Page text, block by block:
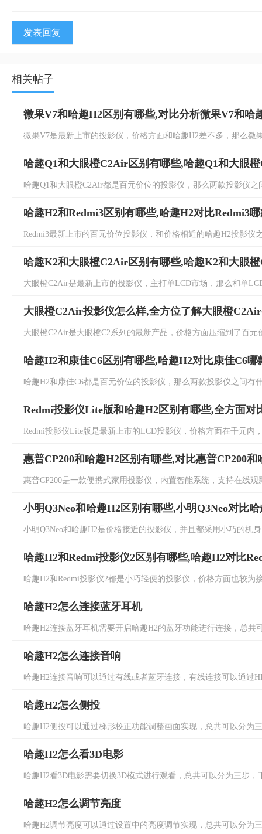
发表回复
相关帖子
微果V7和哈趣H2区别有哪些,对比分析微果V7和哈
微果V7是最新上市的投影仪，价格方面和哈趣H2差不多，那么微
哈趣Q1和大眼橙C2Air区别有哪些,哈趣Q1和大眼
哈趣Q1和大眼橙C2Air都是百元价位的投影仪，那么两款投影仪
哈趣H2和Redmi3区别有哪些,哈趣H2对比Redmi3
Redmi3最新上市的百元价位投影仪，和价格相近的哈趣H2投影仪
哈趣K2和大眼橙C2Air区别有哪些,哈趣K2和大眼
大眼橙C2Air是最新上市的投影仪，主打单LCD市场，那么和单
大眼橙C2Air投影仪怎么样,全方位了解大眼橙
大眼橙C2Air是大眼橙C2系列的最新产品，价格方面压缩到了百
哈趣H2和康佳C6区别有哪些,哈趣H2对比康佳C6哪
哈趣H2和康佳C6都是百元价位的投影仪，那么两款投影仪之间有
Redmi投影仪Lite版和哈趣H2区别有哪些,全方面对
Redmi投影仪Lite版是最新上市的LCD投影仪，价格方面在千元内
惠普CP200和哈趣H2区别有哪些,对比惠普CP200和
惠普CP200是一款便携式家用投影仪，内置智能系统，支持在线
小明Q3Neo和哈趣H2区别有哪些,小明Q3Neo对比
小明Q3Neo和哈趣H2是价格接近的投影仪，并且都采用小巧的机
哈趣H2和Redmi投影仪2区别有哪些,哈趣H2对比
哈趣H2和Redmi投影仪2都是小巧轻便的投影仪，价格方面也较为
哈趣H2怎么连接蓝牙耳机
哈趣H2连接蓝牙耳机需要开启哈趣H2的蓝牙功能进行连接，总共
哈趣H2怎么连接音响
哈趣H2连接音响可以通过有线或者蓝牙连接，有线连接可以通过
哈趣H2怎么侧投
哈趣H2侧投可以通过梯形校正功能调整画面实现，总共可以分为
哈趣H2怎么看3D电影
哈趣H2看3D电影需要切换3D模式进行观看，总共可以分为三步
哈趣H2怎么调节亮度
哈趣H2调节亮度可以通过设置中的亮度调节实现，总共可以分为